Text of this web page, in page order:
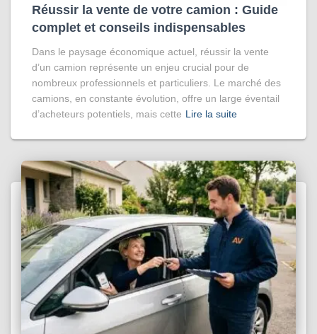
Réussir la vente de votre camion : Guide
complet et conseils indispensables
Dans le paysage économique actuel, réussir la vente
d’un camion représente un enjeu crucial pour de
nombreux professionnels et particuliers. Le marché des
camions, en constante évolution, offre un large éventail
d’acheteurs potentiels, mais cette Lire la suite